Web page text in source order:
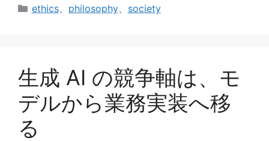
カ
ethics、 philosophy、 society
生成 AI の競争軸は、モ
デルから業務実装へ移
る